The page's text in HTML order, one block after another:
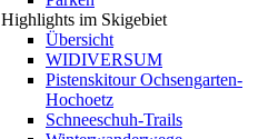
Highlights im Skigebiet
Übersicht
WIDIVERSUM
Pistenskitour Ochsengarten-
Hochoetz
Schneeschuh-Trails